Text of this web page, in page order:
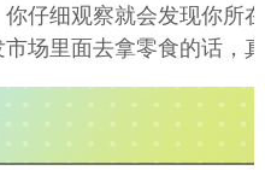
仔细观察就会发现你所
市场里面去拿零食的话，